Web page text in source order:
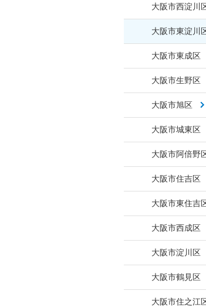
大阪市西淀川
大阪市東淀川
大阪市東成区
大阪市生野区
大阪市旭区
大阪市城東区
大阪市阿倍野
大阪市住吉区
大阪市東住吉
大阪市西成区
大阪市淀川区
大阪市鶴見区
大阪市住之江